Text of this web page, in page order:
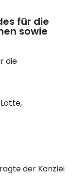
für die
sowie
die
der Kanzlei